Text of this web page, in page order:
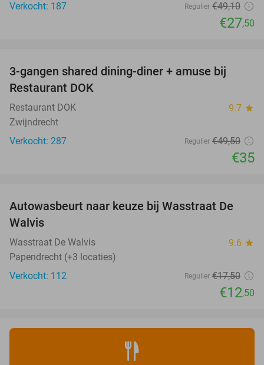
Verkocht: 187
Regulier €49,10
€27,50
3-gangen shared dining-diner + amuse bij
Restaurant DOK
Restaurant DOK 9.7 star
Zwijndrecht
Verkocht: 287
Regulier €49,50
€35
29%
Autowasbeurt naar keuze bij Wasstraat De
Walvis
Wasstraat De Walvis 9.6 star
Papendrecht (+3 locaties)
Verkocht: 112
Regulier €17,50
€12,50